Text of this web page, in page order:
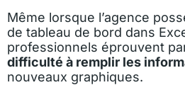
Même lorsque l’agence
de tableau de bord dans
professionnels éprouvent
difficulté à remplir les
nouveaux graphiques.